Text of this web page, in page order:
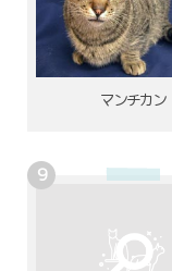
マンチカン